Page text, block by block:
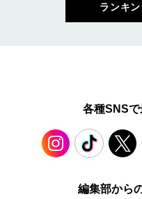
ランキ
各種SNSで
TikTok
編集部から